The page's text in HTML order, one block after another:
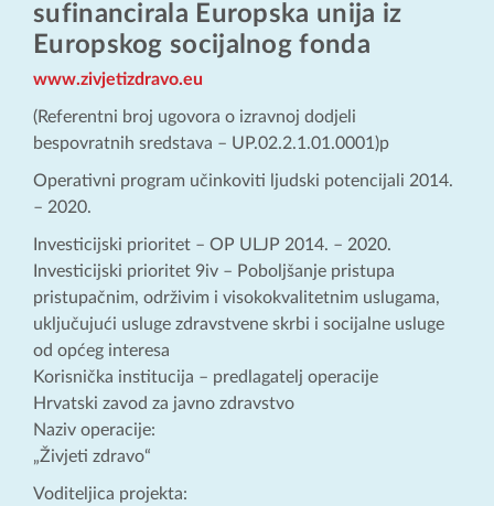
sufinancirala Europska unija iz
Europskog socijalnog fonda
www.zivjetizdravo.eu
(Referentni broj ugovora o izravnoj dodjeli
bespovratnih sredstava – UP.02.2.1.01.0001)p
Operativni program učinkoviti ljudski potencijali 2014.
– 2020.
Investicijski prioritet – OP ULJP 2014. – 2020.
Investicijski prioritet 9iv – Poboljšanje pristupa
pristupačnim, održivim i visokokvalitetnim uslugama,
uključujući usluge zdravstvene skrbi i socijalne usluge
od općeg interesa
Korisnička institucija – predlagatelj operacije
Hrvatski zavod za javno zdravstvo
Naziv operacije:
„Živjeti zdravo“
Voditeljica projekta: